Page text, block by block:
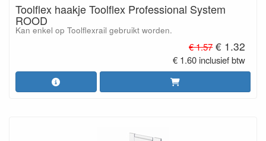
Toolflex haakje Toolflex Professional System
ROOD
Kan enkel op Toolflexrail gebruikt worden.
€ 1.57 € 1.32
€ 1.60 inclusief btw